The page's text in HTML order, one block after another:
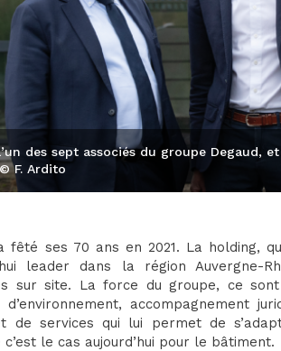
des sept associés du groupe Degaud,
F. Ardito
fêté ses 70 ans en 2021. La holding,
leader dans la région Auvergne-
sur site. La force du groupe, ce
accompagnement
de services qui lui permet de
le cas aujourd’hui pour le bâtiment.